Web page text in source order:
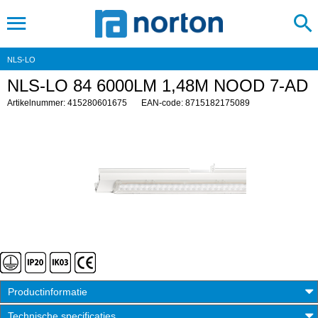
NLS-LO
NLS-LO 84 6000LM 1,48M NOOD 7-AD
Artikelnummer: 415280601675 EAN-code: 8715182175089
Productinformatie